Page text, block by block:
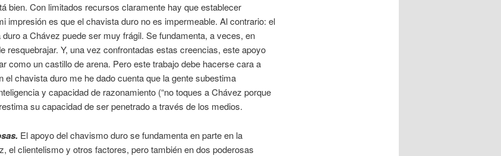
bien. Con limitados recursos claramente hay que establecer
impresión es que el chavista duro no es impermeable. Al contrario: el
a Chávez puede ser muy frágil. Se fundamenta, a veces, en
resquebrajar. Y, una vez confrontadas estas creencias, este apoyo
como un castillo de arena. Pero este trabajo debe hacerse cara a
el chavista duro me he dado cuenta que la gente subestima
y capacidad de razonamiento (“no toques a Chávez porque
su capacidad de ser penetrado a través de los medios.
El apoyo del chavismo duro se fundamenta en parte en la
el clientelismo y otros factores, pero también en dos poderosas